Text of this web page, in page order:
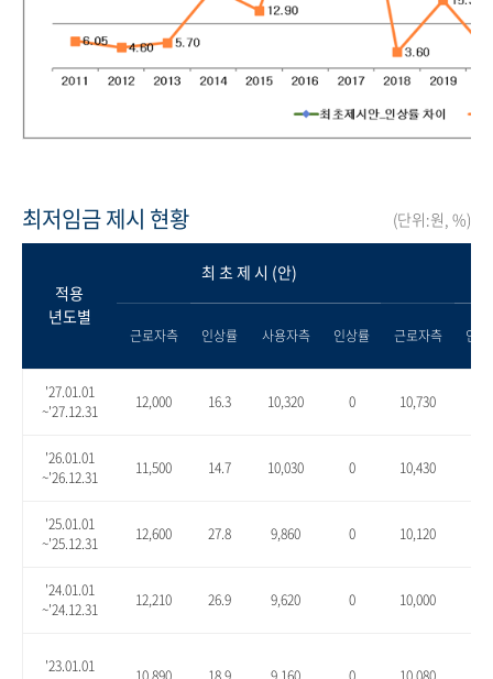
최저임금 제시 현황 (단위:원, %)
적용
년도별
최 초 제 시 (안)
근로자측 인상률 사용자측 인상률 근로자측 인
'27.01.01
~'27.12.31
12,000 16.3 10,320 0 10,730
'26.01.01
~'26.12.31
11,500 14.7 10,030 0 10,430
'25.01.01
~'25.12.31
12,600 27.8 9,860 0 10,120
'24.01.01
~'24.12.31
12,210 26.9 9,620 0 10,000
'23.01.01